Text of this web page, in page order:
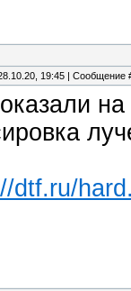
19:45 | Сообщение
dtf.ru/